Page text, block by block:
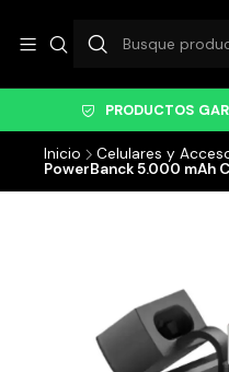
PRODUCTOS
Inicio Celulares y
PowerBanck 5.000 mAh